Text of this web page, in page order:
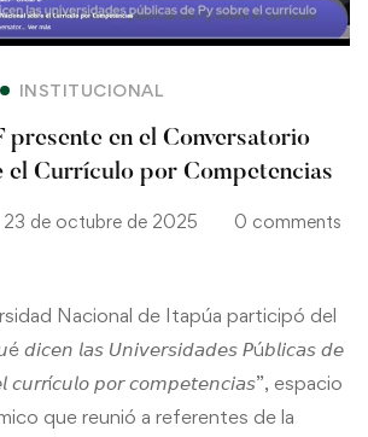
INSTITUCIONAL
presente en el Conversatorio
el Currículo por Competencias
23 de octubre de 2025 0 comments
Nacional de Itapúa participó del
𝘥𝘪𝘤𝘦𝘯 𝘭𝘢𝘴 𝘜𝘯𝘪𝘷𝘦𝘳𝘴𝘪𝘥𝘢𝘥𝘦𝘴 𝘗ú𝘣𝘭𝘪𝘤𝘢𝘴 𝘥𝘦
𝘤𝘶𝘳𝘳í𝘤𝘶𝘭𝘰 𝘱𝘰𝘳 𝘤𝘰𝘮𝘱𝘦𝘵𝘦𝘯𝘤𝘪𝘢𝘴”, espacio
que reunió a referentes de la